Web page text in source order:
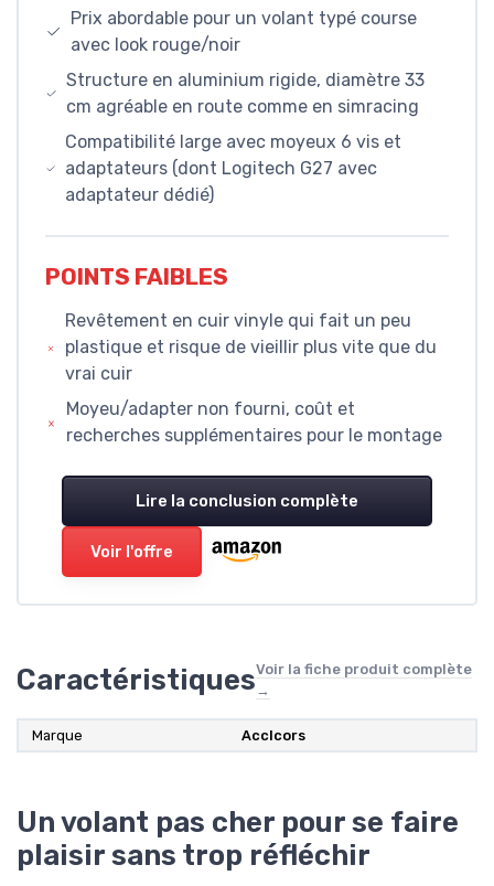
Prix abordable pour un volant typé course
avec look rouge/noir
Structure en aluminium rigide, diamètre 33
cm agréable en route comme en simracing
Compatibilité large avec moyeux 6 vis et
adaptateurs (dont Logitech G27 avec
adaptateur dédié)
POINTS FAIBLES
Revêtement en cuir vinyle qui fait un peu
plastique et risque de vieillir plus vite que du
vrai cuir
Moyeu/adapter non fourni, coût et
recherches supplémentaires pour le montage
Lire la conclusion complète
Voir l'offre
CaractéristiquesVoir la fiche produit complète
→
Marque ‎Acclcors
Un volant pas cher pour se faire
plaisir sans trop réfléchir